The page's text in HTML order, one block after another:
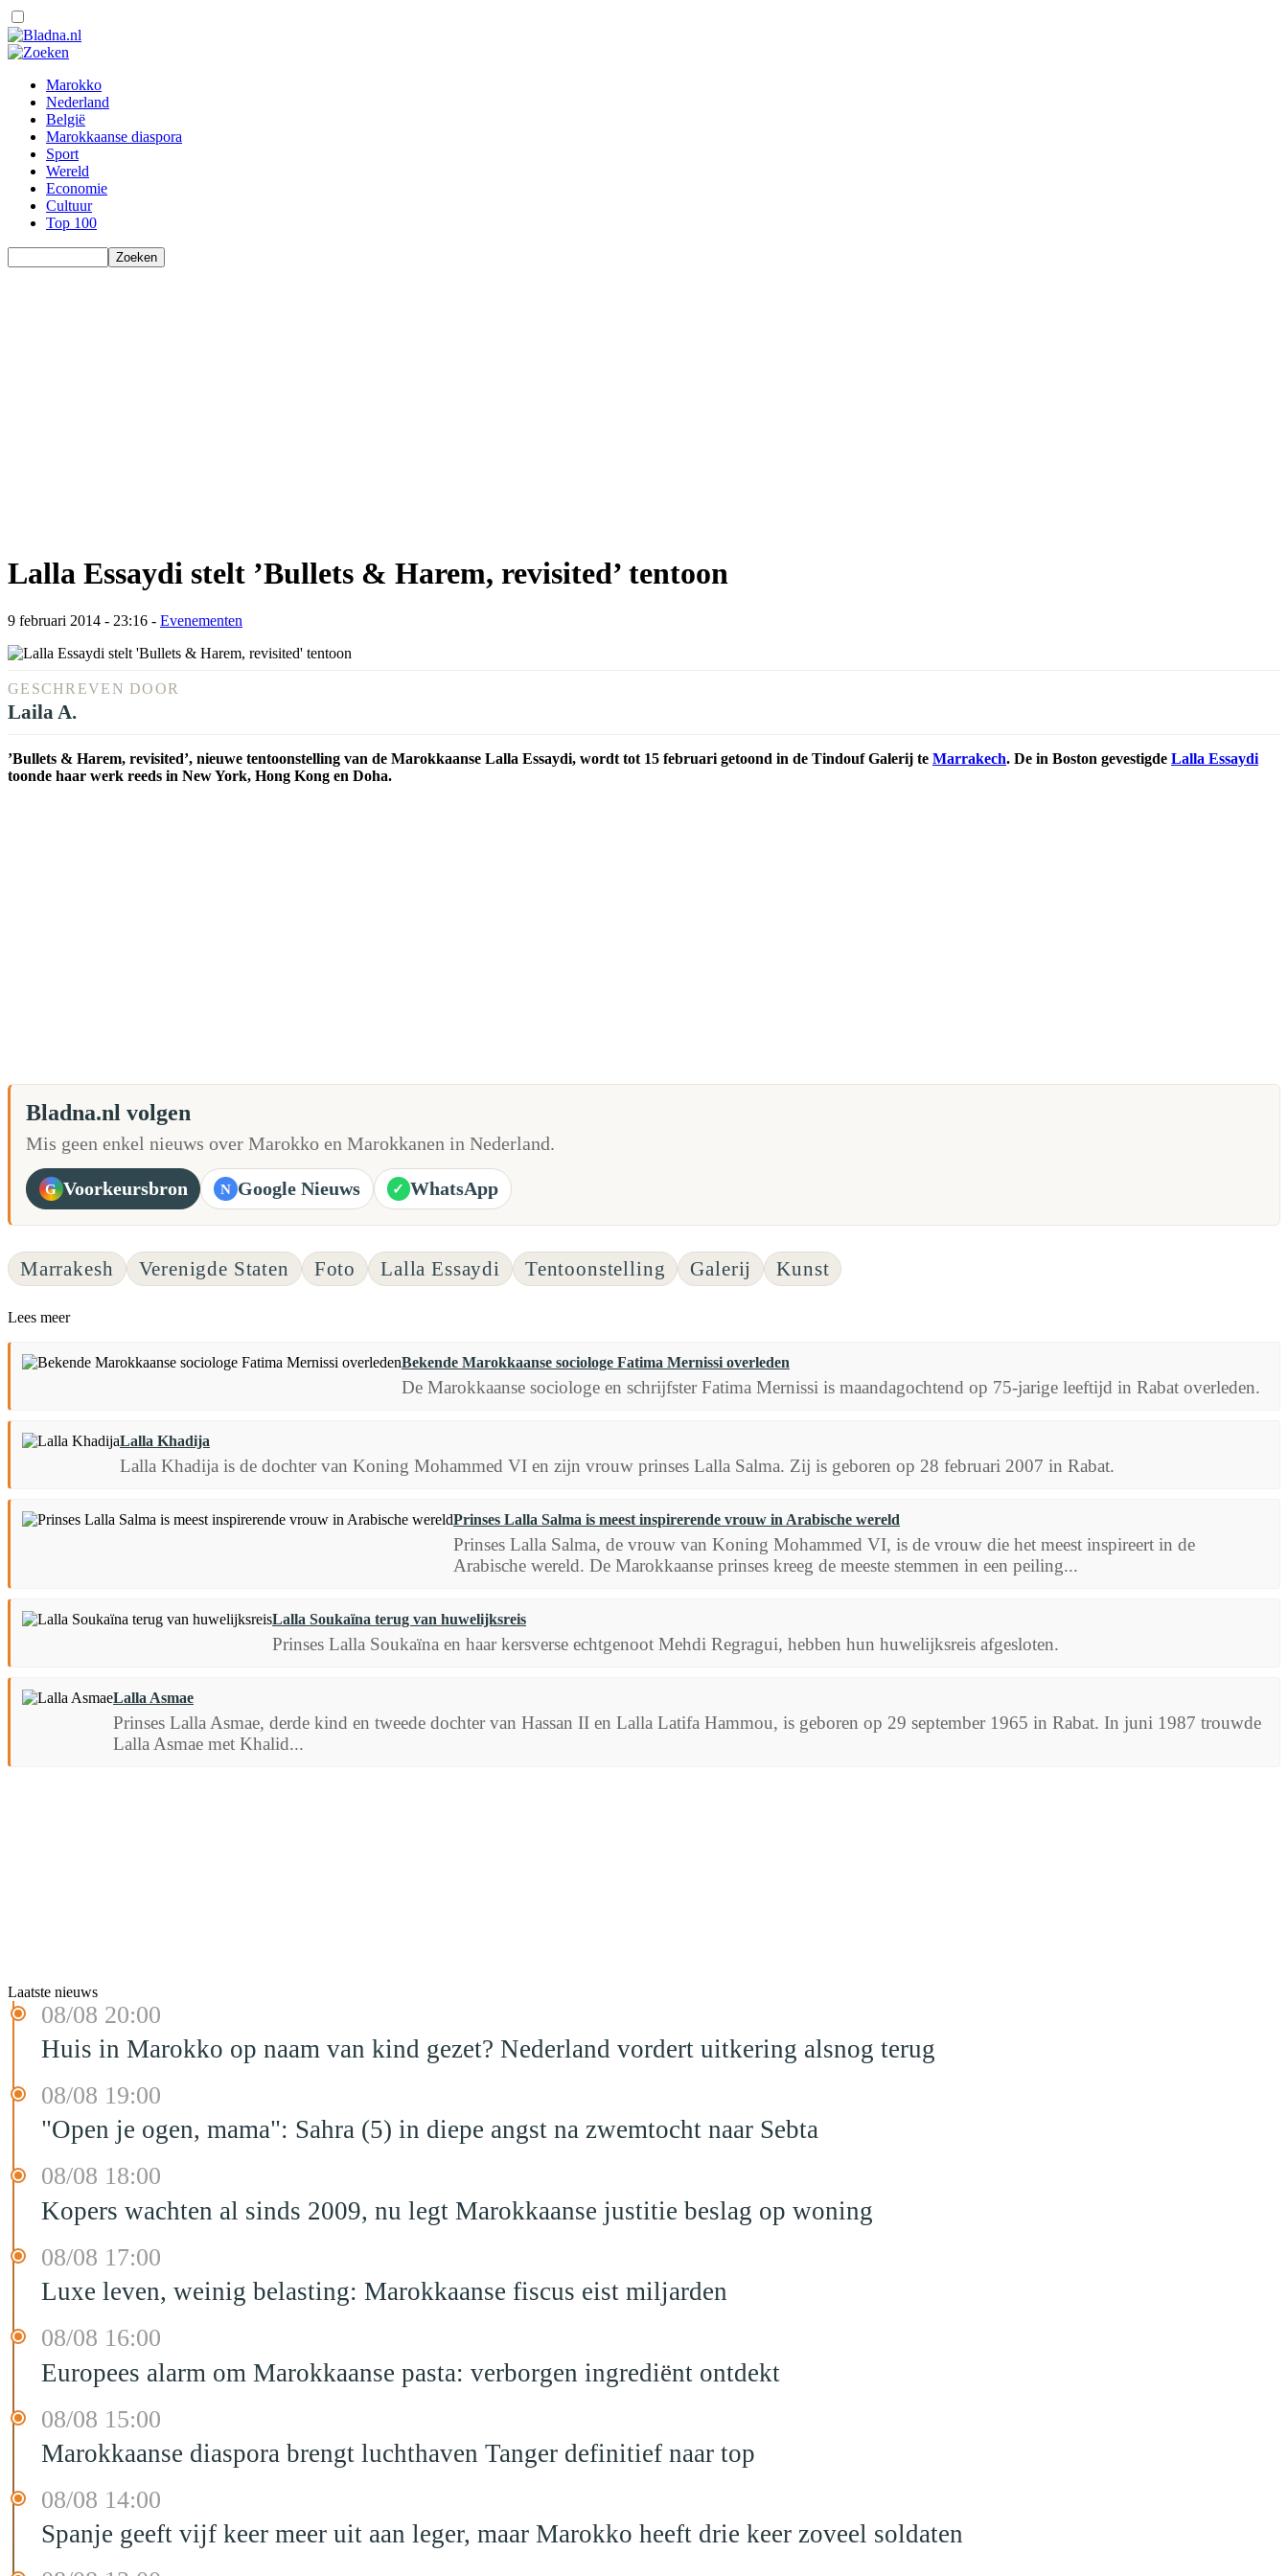
Marokko
Nederland
België
Marokkaanse diaspora
Sport
Wereld
Economie
Cultuur
Top 100
Lalla Essaydi stelt ’Bullets & Harem, revisited’ tentoon
9 februari 2014 - 23:16 - Evenementen
GESCHREVEN DOOR
Laila A.
’Bullets & Harem, revisited’, nieuwe tentoonstelling van de Marokkaanse Lalla Essaydi, wordt tot 15 februari getoond in de Tindouf Galerij te Marrakech. De in Boston gevestigde Lalla Essaydi
toonde haar werk reeds in New York, Hong Kong en Doha.
Bladna.nl volgen
Mis geen enkel nieuws over Marokko en Marokkanen in Nederland.
G Voorkeursbron N Google Nieuws ✓ WhatsApp
Marrakesh Verenigde Staten Foto Lalla Essaydi Tentoonstelling Galerij Kunst
Lees meer
Bekende Marokkaanse sociologe Fatima Mernissi overleden
De Marokkaanse sociologe en schrijfster Fatima Mernissi is maandagochtend op 75-jarige leeftijd in Rabat overleden.
Lalla Khadija
Lalla Khadija is de dochter van Koning Mohammed VI en zijn vrouw prinses Lalla Salma. Zij is geboren op 28 februari 2007 in Rabat.
Prinses Lalla Salma is meest inspirerende vrouw in Arabische wereld
Prinses Lalla Salma, de vrouw van Koning Mohammed VI, is de vrouw die het meest inspireert in de
Arabische wereld. De Marokkaanse prinses kreeg de meeste stemmen in een peiling...
Lalla Soukaïna terug van huwelijksreis
Prinses Lalla Soukaïna en haar kersverse echtgenoot Mehdi Regragui, hebben hun huwelijksreis afgesloten.
Lalla Asmae
Prinses Lalla Asmae, derde kind en tweede dochter van Hassan II en Lalla Latifa Hammou, is geboren op 29 september 1965 in Rabat. In juni 1987 trouwde
Lalla Asmae met Khalid...
Laatste nieuws
08/08 20:00
Huis in Marokko op naam van kind gezet? Nederland vordert uitkering alsnog terug
08/08 19:00
"Open je ogen, mama": Sahra (5) in diepe angst na zwemtocht naar Sebta
08/08 18:00
Kopers wachten al sinds 2009, nu legt Marokkaanse justitie beslag op woning
08/08 17:00
Luxe leven, weinig belasting: Marokkaanse fiscus eist miljarden
08/08 16:00
Europees alarm om Marokkaanse pasta: verborgen ingrediënt ontdekt
08/08 15:00
Marokkaanse diaspora brengt luchthaven Tanger definitief naar top
08/08 14:00
Spanje geeft vijf keer meer uit aan leger, maar Marokko heeft drie keer zoveel soldaten